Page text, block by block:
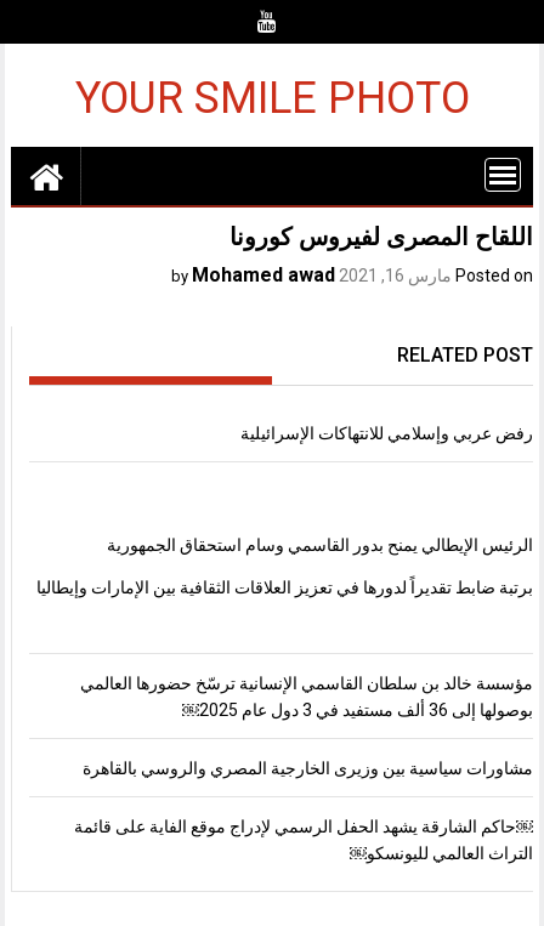
YOUR SMILE PHOTO
اللقاح المصرى لفيروس كورونا
Posted on مارس 16, 2021 Mohamed awad
RELATED POST
رفض عربي وإسلامي للانتهاكات الإسرائيلية
الرئيس الإيطالي يمنح بدور القاسمي وسام استحقاق الجمهورية
برتبة ضابط تقديراً لدورها في تعزيز العلاقات الثقافية بين الإمارات وإيطاليا
مؤسسة خالد بن سلطان القاسمي الإنسانية ترسّخ حضورها العالمي
بوصولها إلى 36 ألف مستفيد في 3 دول عام 2025￼
مشاورات سياسية بين وزيرى الخارجية المصري والروسي بالقاهرة
￼حاكم الشارقة يشهد الحفل الرسمي لإدراج موقع الفاية على قائمة
التراث العالمي لليونسكو￼